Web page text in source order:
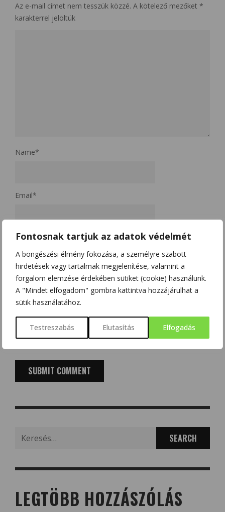
Fontosnak tartjuk az adatok védelmét
A böngészési élmény fokozása, a személyre szabott
hirdetések vagy tartalmak megjelenítése, valamint a
forgalom elemzése érdekében sütiket (cookie) használunk.
A "Mindet elfogadom" gombra kattintva hozzájárulhat a
sütik használatához.
Testreszabás Elutasítás Elfogadás
Az e-mail címet nem tesszük közzé. A kötelező mezőket *
karakterrel jelöltük
Name*
Email*
Website
A nevem, e-mail címem, és weboldalcímem mentése a
böngészőben a következő hozzászólásomhoz.
2 × négy =
LEGTÖBB HOZZÁSZÓLÁS